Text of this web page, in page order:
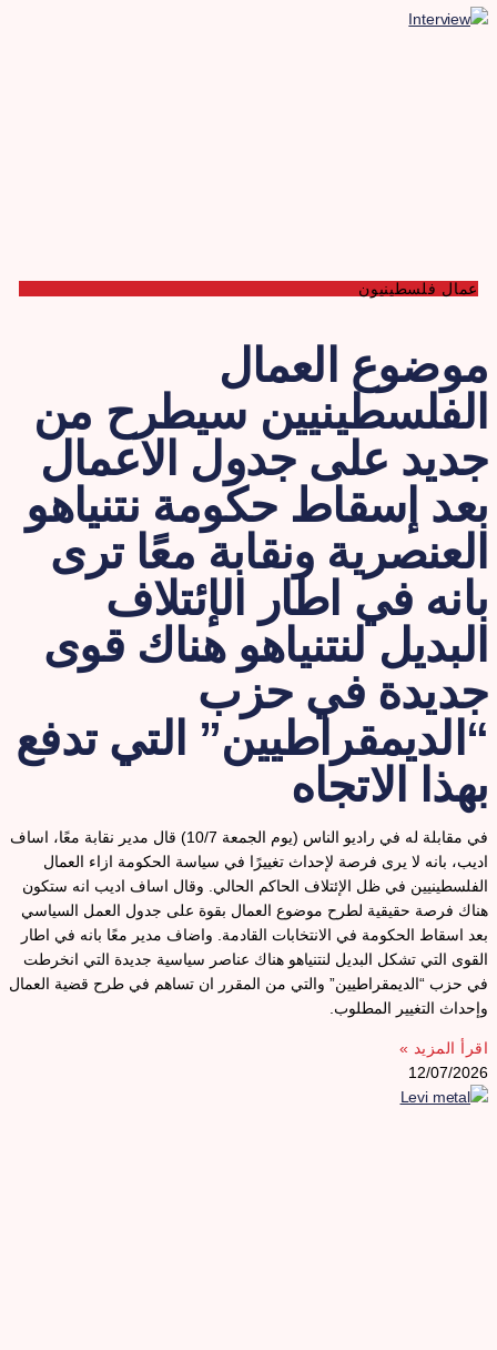
عمال فلسطينيون
موضوع العمال
الفلسطينيين سيطرح من
جديد على جدول الاعمال
بعد إسقاط حكومة نتنياهو
العنصرية ونقابة معًا ترى
بانه في اطار الإئتلاف
البديل لنتنياهو هناك قوى
جديدة في حزب
“الديمقراطيين” التي تدفع
بهذا الاتجاه
في مقابلة له في راديو الناس (يوم الجمعة 10/7) قال مدير نقابة معًا، اساف
اديب، بانه لا يرى فرصة لإحداث تغييرًا في سياسة الحكومة ازاء العمال
الفلسطينيين في ظل الإئتلاف الحاكم الحالي. وقال اساف اديب انه ستكون
هناك فرصة حقيقية لطرح موضوع العمال بقوة على جدول العمل السياسي
بعد اسقاط الحكومة في الانتخابات القادمة. واضاف مدير معًا بانه في اطار
القوى التي تشكل البديل لنتنياهو هناك عناصر سياسية جديدة التي انخرطت
في حزب “الديمقراطيين” والتي من المقرر ان تساهم في طرح قضية العمال
وإحداث التغيير المطلوب.
اقرأ المزيد »
12/07/2026